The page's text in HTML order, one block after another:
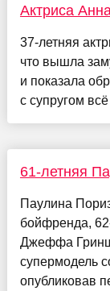
Актриса
37-летняя
что вышла
и показала
с супругом
61-летняя
Паулина
бойфренда,
Джеффа
супермодель
опубликовав